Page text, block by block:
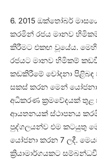
6. 2015 ඔක්තෝබර්
කරමින් රජය මානව
කිරීමට එකඟ වූයේය.
රජයට මානව හිමිකම්
කඩකිරීමේ චෝදනා
සකස් කරන මෙන්
අධිකරණ ක්‍රමවේදයක් තුළ
ආයතනයක් ස්ථාපනය
පුද්ගලයන්ව එම කටයුතු
යෝජනා කරන 7 ලදී.
ක්‍රියාමාර්ගයකට